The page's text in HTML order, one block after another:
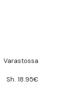
Varastossa
Sh. 18.95€